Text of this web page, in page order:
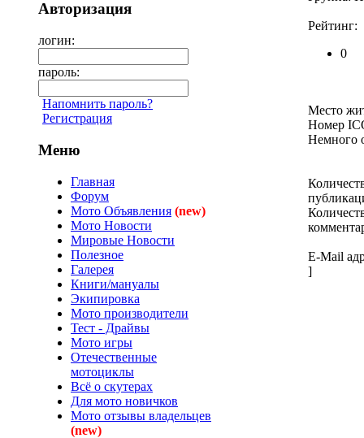
Авторизация
логин:
пароль:
Напомнить пароль?
Регистрация
Меню
Главная
Форум
Мото Объявления (new)
Мото Новости
Мировые Новости
Полезное
Галерея
Книги/мануалы
Экипировка
Мото производители
Тест - Драйвы
Мото игры
Отечественные
мотоциклы
Всё о скутерах
Для мото новичков
Мото отзывы владельцев
(new)
Рейтинг:
0
Место
Номер
Немного
E-Mail
]